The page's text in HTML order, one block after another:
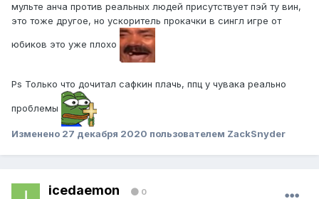
мульте анча против реальных людей присутствует пэй ту вин,
это тоже другое, но ускоритель прокачки в сингл игре от
юбиков это уже плохо
Ps Только что дочитал сафкин плачь, ппц у чувака реально
проблемы
Изменено 27 декабря 2020 пользователем ZackSnyder
icedaemon 0